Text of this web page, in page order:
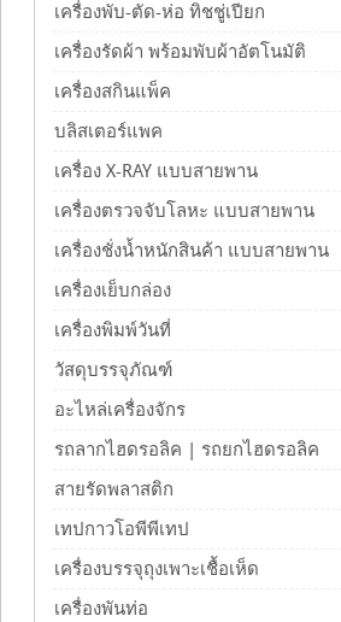
เครื่องพับ-ตัด-ห่อ ทิชชู่เปียก
เครื่องรัดผ้า พร้อมพับผ้าอัตโนมัติ
เครื่องสกินแพ็ค
บลิสเตอร์แพค
เครื่อง X-RAY แบบสายพาน
เครื่องตรวจจับโลหะ แบบสายพาน
เครื่องชั่งน้ำหนักสินค้า แบบสายพาน
เครื่องเย็บกล่อง
เครื่องพิมพ์วันที่
วัสดุบรรจุภัณฑ์
อะไหล่เครื่องจักร
รถลากไฮดรอลิค | รถยกไฮดรอลิค
สายรัดพลาสติก
เทปกาวโอพีพีเทป
เครื่องบรรจุถุงเพาะเชื้อเห็ด
เครื่องพันท่อ